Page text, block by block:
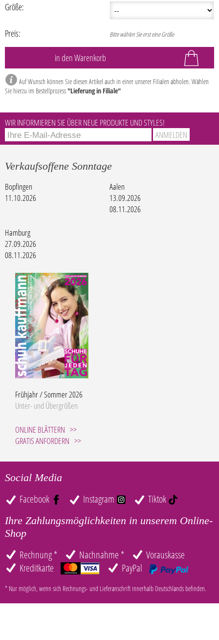
Größe:
Preis: Bitte wählen Sie erst eine Größe
Auf Wunsch können Sie diesen Artikel auch in einer unserer Filialen abholen. Wählen
Sie hierzu im Bestellprozess"Lieferung in Filiale"
WIR INFORMIEREN SIE ÜBER NEUE PRODUKTE UND STYLES!
Verkaufsoffene Sonntage
Bopfingen
11.10.2026
Aalen
13.09.2026
08.11.2026
Hamburg
27.09.2026
08.11.2026
Frühjahr / Sommer 2026
Unter- und Übergrößen
ONLINE BLÄTTERN
GRATIS ANFORDERN
Social Media
Facebook Instagram Tiktok
Ihre Zahlungsmöglichkeiten in unserem Online-
Shop
Rechnung * Nachnahme *
Vorauskasse
Kreditkarte
PayPal
* Nur möglich, wenn sich Rechnungs- und Lieferanschrift innerhalb Deutschlands befinden.